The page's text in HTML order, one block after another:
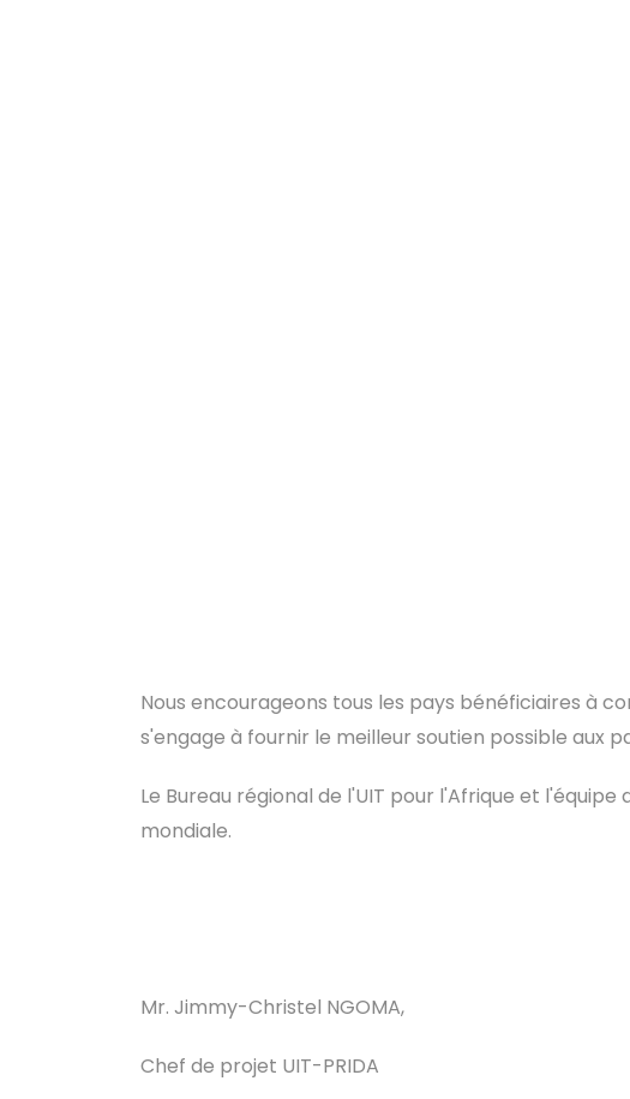
Nous encourageons tous les pays bénéficiaires à
s'engage à fournir le meilleur soutien possible aux
Le Bureau régional de l'UIT pour l'Afrique et
mondiale.
Mr. Jimmy-Christel NGOMA,
Chef de projet UIT-PRIDA